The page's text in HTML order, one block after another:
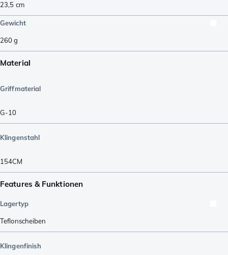
23,5 cm
Gewicht
260g
Material
Griffmaterial
G-10
Klingenstahl
154CM
Features & Funktionen
Lagertyp
Teflonscheiben
Klingenfinish